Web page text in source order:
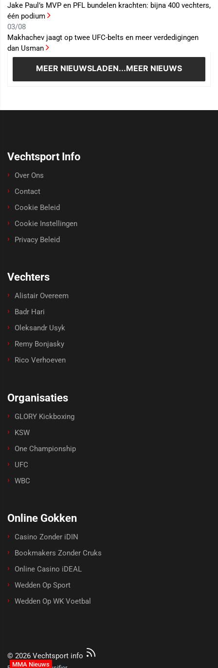
MMA Nieuws
Jake Paul’s MVP en PFL bundelen krachten: bijna 400 vechters,
één podium
03/08
Makhachev jaagt op twee UFC-belts en meer verdedigingen
dan Usman
MEER NIEUWSLADEN...MEER NIEUWS
Vechtsport Info
Over Ons
Contact
Cookie Beleid
Cookie Instellingen
Privacy Beleid
Vechters
Alistair Overeem
Badr Hari
Oleksandr Usyk
Remy Bonjasky
Rico Verhoeven
Organisaties
GLORY Kickboxing
KSW
One Championship
UFC
WBC
Online Gokken
Casino Zonder iDIN
Bookmakers Zonder Cruks
Online Casino iDEAL
Wedden Op Sport
Wedden Op WK Voetbal
© 2026 Vechtsport info